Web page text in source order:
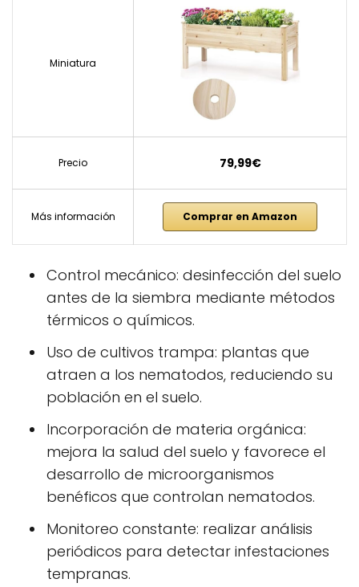
Miniatura
Precio 79,99€
Más información Comprar en Amazon
Control mecánico: desinfección del suelo
antes de la siembra mediante métodos
térmicos o químicos.
Uso de cultivos trampa: plantas que
atraen a los nematodos, reduciendo su
población en el suelo.
Incorporación de materia orgánica:
mejora la salud del suelo y favorece el
desarrollo de microorganismos
benéficos que controlan nematodos.
Monitoreo constante: realizar análisis
periódicos para detectar infestaciones
tempranas.